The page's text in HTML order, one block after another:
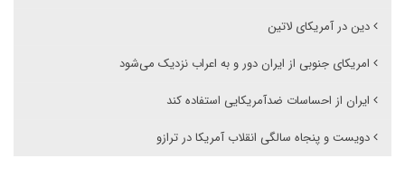
دین در آمریکای لاتین
امریکای جنوبی از ایران دور و به اعراب نزدیک می‌شود
ایران از احساسات ضدآمریکایی استفاده کند
دویست و پنجاه سالگی انقلاب آمریکا در ترازو